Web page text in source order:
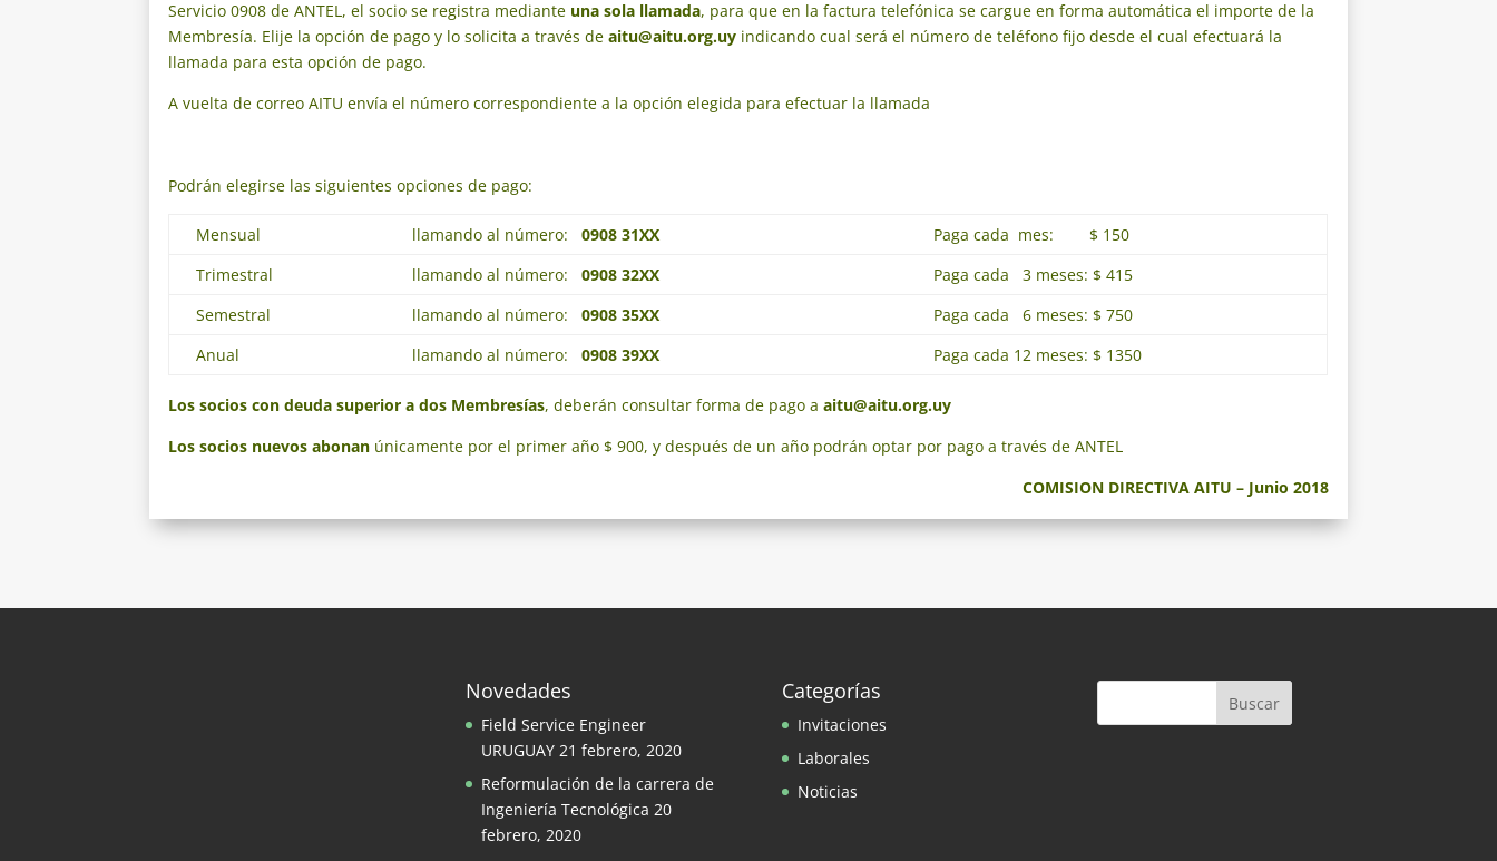
Servicio 0908 de ANTEL, el socio se registra mediante una sola llamada, para que en la factura telefónica se cargue en forma automática el importe de la
Membresía. Elije la opción de pago y lo solicita a través deaitu@aitu.org.uy indicando cual será el número de teléfono fijo desde el cual efectuará la
llamada para esta opción de pago.
A vuelta de correo AITU envía el número correspondiente a la opción elegida para efectuar la llamada
Podrán elegirse las siguientes opciones de pago:
Mensual llamando al número:0908 31XX
Paga cada mes: $ 150
Trimestral
llamando al número:0908 32XX
Paga cada 3 meses: $ 415
Semestral
llamando al número:0908 35XX
Paga cada 6 meses: $ 750
Anual
llamando al número:0908 39XX Paga cada 12 meses: $ 1350
Los socios con deuda superior a dos Membresías, deberán consultar forma de pago a aitu@aitu.org.uy
Los socios nuevos abonan únicamente por el primer año $ 900, y después de un año podrán optar por pago a través de ANTEL
COMISION DIRECTIVA AITU – Junio 2018
Novedades
Field Service Engineer
URUGUAY 21 febrero, 2020
Reformulación de la carrera de
Ingeniería Tecnológica 20
febrero, 2020
Categorías
Invitaciones
Laborales
Noticias